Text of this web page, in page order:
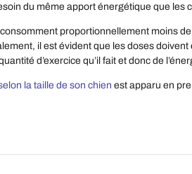
du même apport énergétique que les
proportionnellement moins
il est évident que les doses
d’exercice qu’il fait et donc de
la taille de son chien est apparu en